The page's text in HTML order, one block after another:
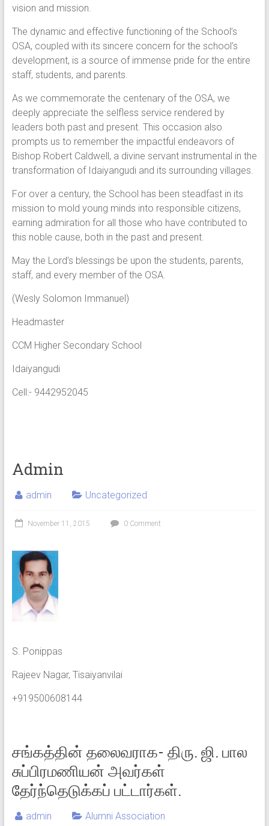
vision and mission.
The dynamic and effective functioning of the School’s
OSA, coupled with its sincere concern for the school’s
development, is a source of immense pride for the entire
staff, students, and parents.
As we commemorate the centenary of the OSA, we
deeply appreciate the selfless service rendered by
leaders both past and present. This occasion also
prompts us to remember the impactful endeavors of
Bishop Robert Caldwell, a divine servant instrumental in the
transformation of Idaiyangudi and its surrounding villages.
For over a century, the School has been steadfast in its
mission to mold young minds into responsible citizens,
earning admiration for all those who have contributed to
this noble cause, both in the past and present.
May the Lord’s blessings be upon the students, parents,
staff, and every member of the OSA.
(Wesly Solomon Immanuel)
Headmaster
CCM Higher Secondary School
Idaiyangudi
Cell:- 9442952045
Admin
admin Uncategorized
November 11, 2015 0 Comment
S. Ponippas
Rajeev Nagar, Tisaiyanvilai
+919500608144
சங்கத்தின் தலைவராக- திரு. ஜி. பால
சுப்பிரமணியன் அவர்கள்
தேர்ந்தெடுக்கப் பட்டார்கள்.
admin Alumni Association